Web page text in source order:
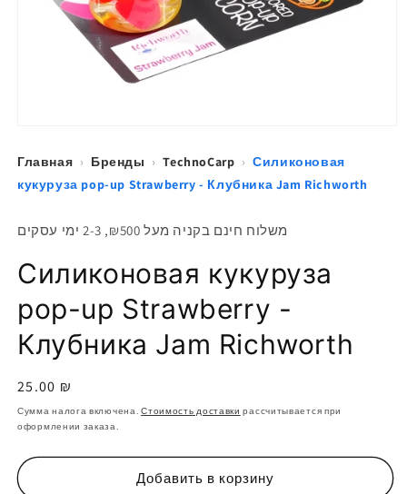
файлы
в
Главная › Бренды › TechnoCarp › Силиконовая
кукуруза pop-up Strawberry - Клубника Jam Richworth
משלוח חינם בקניה מעל ₪500, 2-3 ימי עסקים
Силиконовая кукуруза
pop-up Strawberry -
Клубника Jam Richworth
Обычная
цена
25.00 ₪
Сумма налога включена.Стоимость доставки рассчитывается при
оформлении заказа.
Добавить в корзину